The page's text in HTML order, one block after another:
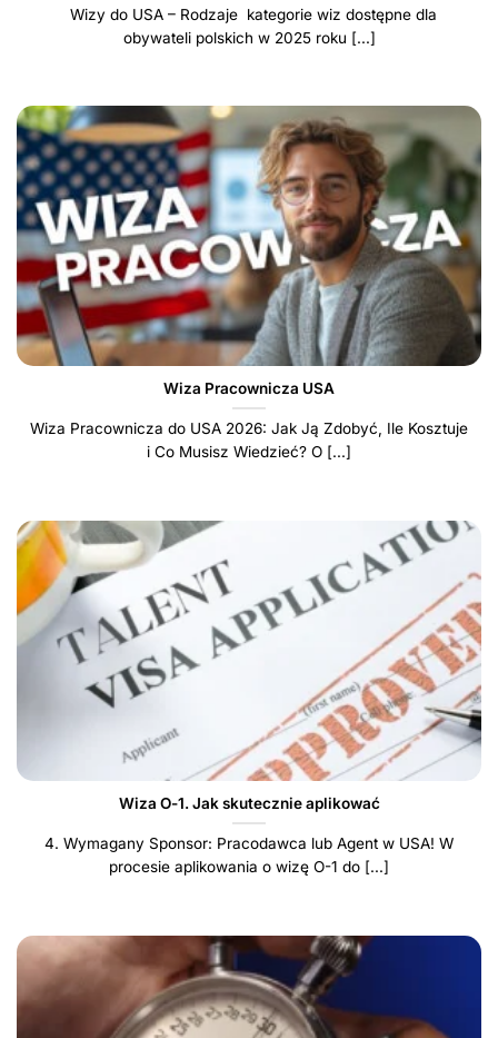
Wizy do USA – Rodzaje kategorie wiz dostępne dla
obywateli polskich w 2025 roku [...]
Wiza Pracownicza USA
Wiza Pracownicza do USA 2026: Jak Ją Zdobyć, Ile Kosztuje
i Co Musisz Wiedzieć? O [...]
Wiza O-1. Jak skutecznie aplikować
4. Wymagany Sponsor: Pracodawca lub Agent w USA! W
procesie aplikowania o wizę O-1 do [...]